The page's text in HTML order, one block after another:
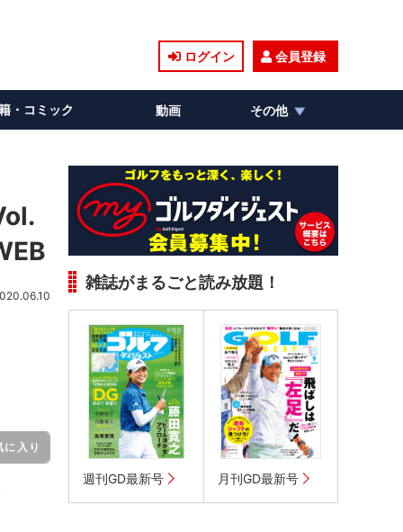
ログイン 会員登録
・コミック 動画 その他
に入り
雑誌がまるごと読み放題！
週刊GD最新号 月刊GD最新号